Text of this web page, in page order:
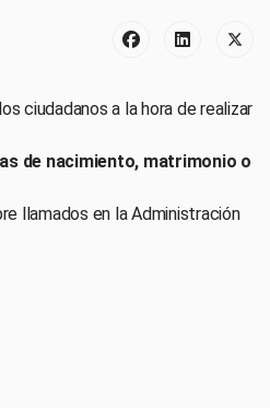
ciudadanos a la hora de realizar
de nacimiento, matrimonio o
llamados en la Administración